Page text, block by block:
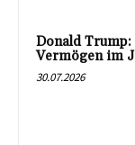
Donald Trump:
Vermögen im
30.07.2026